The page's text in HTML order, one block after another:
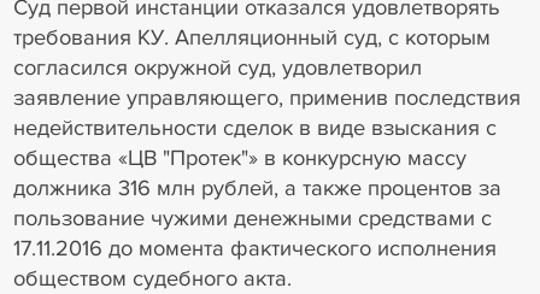
Суд первой инстанции отказался удовлетворять
требования КУ. Апелляционный суд, с которым
согласился окружной суд, удовлетворил
заявление управляющего, применив последствия
недействительности сделок в виде взыскания с
общества «ЦВ "Протек"» в конкурсную массу
должника 316 млн рублей, а также процентов за
пользование чужими денежными средствами с
17.11.2016 до момента фактического исполнения
обществом судебного акта.